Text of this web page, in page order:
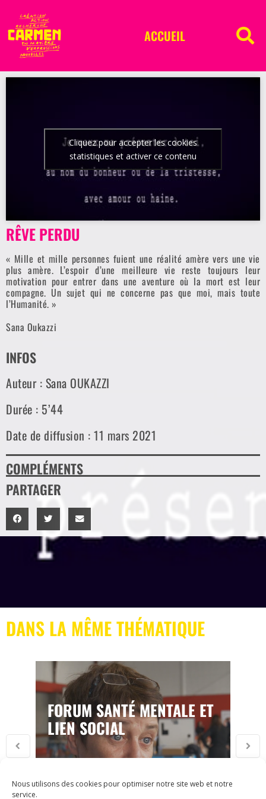
Nous utilisons des cookies pour optimiser notre site web et notre
service.
ACCUEIL
Cliquez pour accepter les cookies
statistiques et activer ce contenu
RÊVE PERDU
« Mille et mille personnes fuient une réalité amère vers une vie
plus amère. L’espoir d’une meilleure vie reste toujours leur
motivation pour entrer dans une aventure où la mort est leur
compagne. Un sujet qui ne concerne pas que moi, mais toute
l’Humanité. »
Sana Oukazzi
INFOS
Auteur : Sana OUKAZZI
Durée : 5’44
Date de diffusion : 11 mars 2021
COMPLÉMENTS
PARTAGER
DANS LA MÊME THÉMATIQUE
FORUM SANTÉ MENTALE ET
LIEN SOCIAL